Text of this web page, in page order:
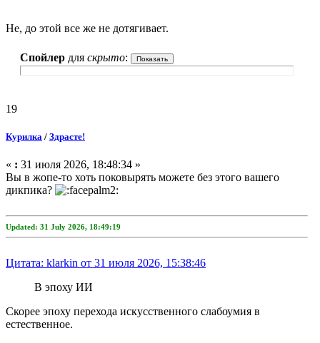
Не, до этой все же не дотягивает.
Спойлер для скрыто:
19
Курилка / Здрасте!
« : 31 июля 2026, 18:48:34 »
Вы в жопе-то хоть поковырять можете без этого вашего
дикпика?
Updated: 31 July 2026, 18:49:19
Цитата: klarkin от 31 июля 2026, 15:38:46
В эпоху ИИ
Скорее эпоху перехода искусственного слабоумия в
естественное.